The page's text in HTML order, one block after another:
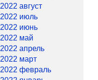
2022 август
2022 июль
2022 июнь
2022 май
2022 апрель
2022 март
2022 февраль